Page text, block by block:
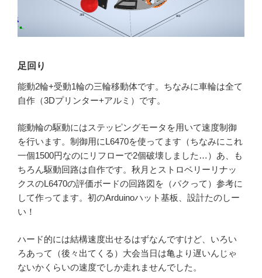
足回り
能動2輪+受動1輪の三輪移動体です。ちなみに車輪は全て
自作（3Dプリンター+アルミ）です。
能動輪の駆動にはステッピングモータを用いて速度制御
を行います。制御用にL6470を使ってます（ちなみにこれ
一個1500円なのにリフローで2個破壊しました…）あ、も
ちろん駆動回路は自作です。秋月とストロベリーリナッ
クスのL6470の評価ボードの回路図を（パクって）参考に
して作ってます。初のArduinoハット基板、設計たのしー
い！
ハード的には結構速度出せるはずなんですけど、いろい
ろあって（後々出てくる）大会当日は亀より遅いんじゃ
ないかくらいの速度でしか走れませんでした。